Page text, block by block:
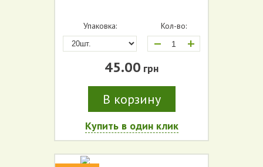
Производитель (все)
Срок созревания (все)
Упаковка: Кол-во:
+
45.00 грн
В корзину
Купить в один клик